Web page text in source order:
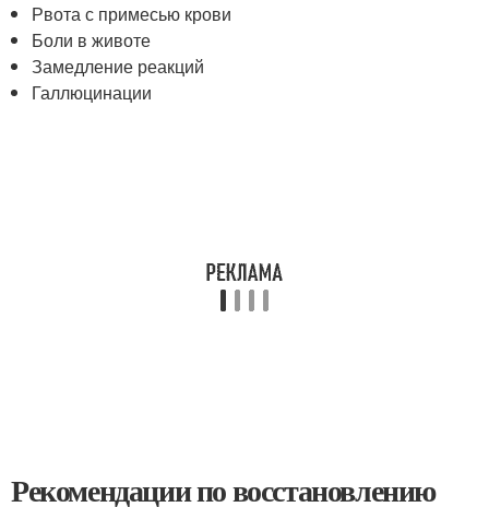
Рвота с примесью крови
Боли в животе
Замедление реакций
Галлюцинации
Рекомендации по восстановлению